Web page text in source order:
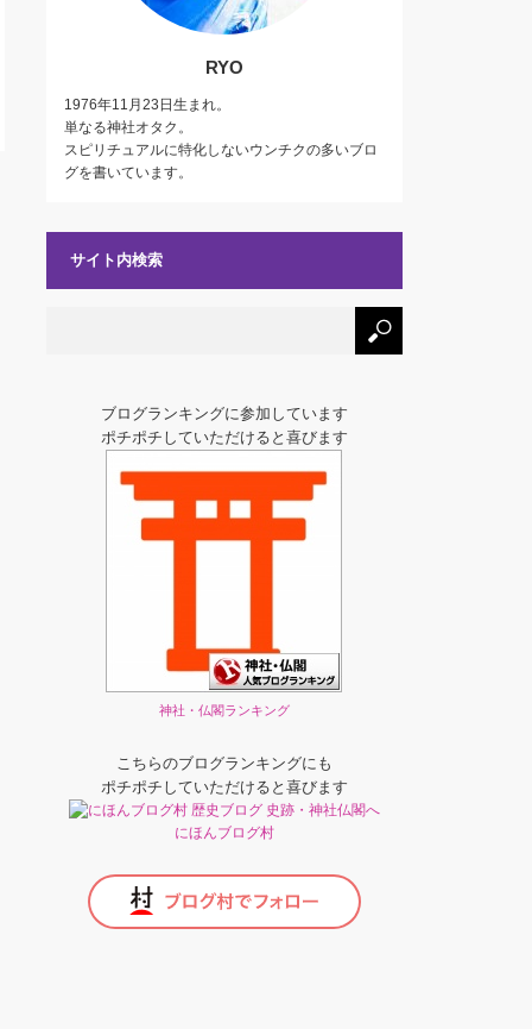
RYO
1976年11月23日生まれ。
単なる神社オタク。
スピリチュアルに特化しないウンチクの多いブロ
グを書いています。
サイト内検索
ブログランキングに参加しています
ポチポチしていただけると喜びます
神社・仏閣ランキング
こちらのブログランキングにも
ポチポチしていただけると喜びます
にほんブログ村